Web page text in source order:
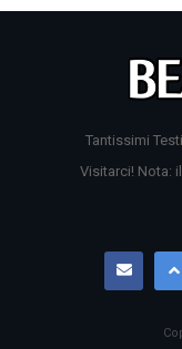
Tantissimi
Visitarci! Nota: